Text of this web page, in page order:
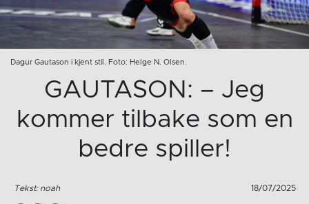
Dagur Gautason i kjent stil. Foto: Helge N. Olsen.
GAUTASON: – Jeg
kommer tilbake som en
bedre spiller!
Tekst: noah 18/07/2025